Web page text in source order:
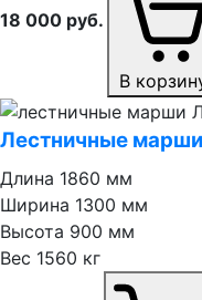
18 000 руб.
В
Лестничные
Длина 1860 мм
Ширина 1300 мм
Высота 900 мм
Вес 1560 кг